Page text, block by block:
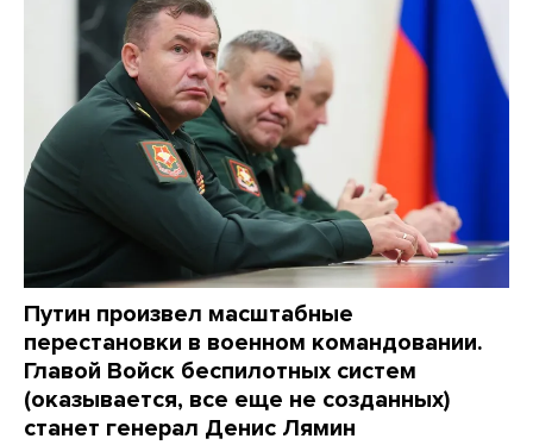
Путин произвел масштабные
перестановки в военном командовании.
Главой Войск беспилотных систем
(оказывается, все еще не созданных)
станет генерал Денис Лямин